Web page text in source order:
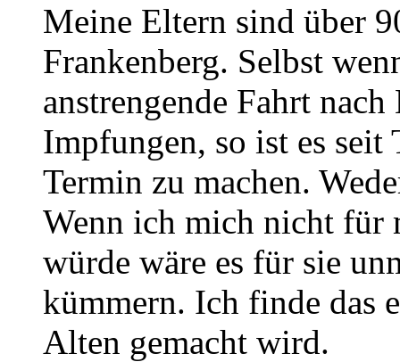
Meine Eltern sind über
Frankenberg. Selbst
anstrengende Fahrt
Impfungen, so ist es
Termin zu machen.
Wenn ich mich nicht für
würde wäre es für sie
kümmern. Ich finde das
Alten gemacht wird.